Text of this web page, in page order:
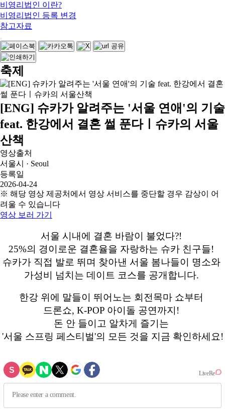
비영리법인 이란?
비영리법인 등록 변경
참고자료
축제
[ENG] 슈카가 알려주는 '서울 연애'의 기술
feat. 한강에서 결혼 썰 푼다ㅣ슈카의 서울
산책
영상출처
서울시 · Seoul
등록일
2026-04-24
※ 해당 영상 제공처에서 영상 서비스를 중단할 경우 감상이 어
려울 수 있습니다
영상 보러 가기
서울 시내에 결혼 바람이 불었다?!
25%의 경이로운 결혼율을 자랑하는 슈카 친구들!
슈카가 직접 발로 뛰며 찾아낸 서울 봄나들이 명소와
가성비 넘치는 데이트 코스를 공개합니다.
한강 위에 말들이 뛰어노는 회전목마 쇼부터
드론쇼, K-POP 아이돌 공연까지!
돈 안 들이고 알차게 즐기는
'서울 스프링 페스티벌'의 모든 것을 지금 확인하세요!